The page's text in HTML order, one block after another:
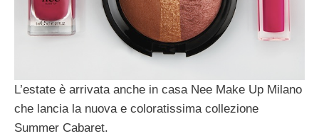
L’estate è arrivata anche in casa Nee Make Up Milano
che lancia la nuova e coloratissima collezione
Summer Cabaret.